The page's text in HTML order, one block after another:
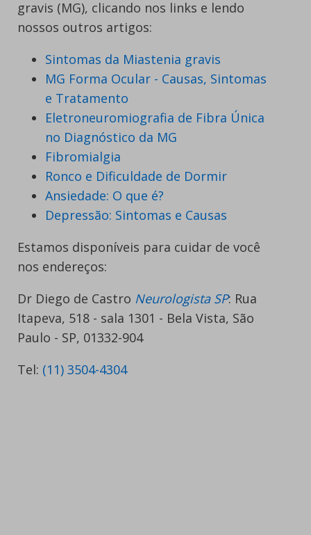
gravis (MG), clicando nos links e lendo
nossos outros artigos:
Sintomas da Miastenia gravis
MG Forma Ocular - Causas, Sintomas
e Tratamento
Eletroneuromiografia de Fibra Única
no Diagnóstico da MG
Fibromialgia
Ronco e Dificuldade de Dormir
Ansiedade: O que é?
Depressão: Sintomas e Causas
Estamos disponíveis para cuidar de você
nos endereços:
Dr Diego de Castro Neurologista SP: Rua
Itapeva, 518 - sala 1301 - Bela Vista, São
Paulo - SP, 01332-904
Tel: (11) 3504-4304